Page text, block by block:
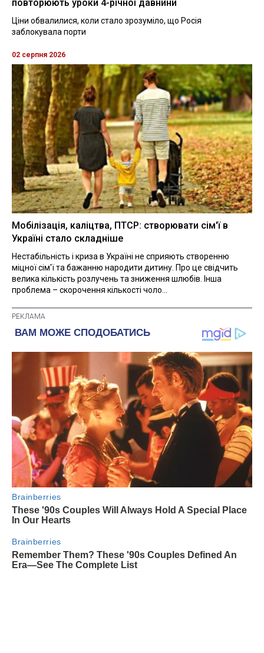
повторюють уроки 4-річної давнини
Ціни обвалилися, коли стало зрозуміло, що Росія
заблокувала порти
02 серпня 2026
Мобілізація, каліцтва, ПТСР: створювати сім'ї в
Україні стало складніше
Нестабільність і криза в Україні не сприяють створенню
міцної сім'ї та бажанню народити дитину. Про це свідчить
велика кількість розлучень та зниження шлюбів. Інша
проблема – скорочення кількості чоло...